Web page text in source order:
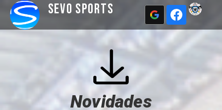
Sevo Sports
Novidades